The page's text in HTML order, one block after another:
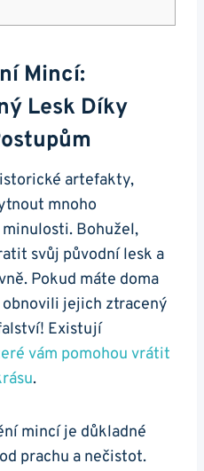
Mincí:
Lesk Díky
artefakty,
mnoho
Bohužel,
svůj ‍původní lesk a
Pokud máte doma
jejich ztracený
Existují
vám ⁣pomohou vrátit
.
mincí ‌je ⁤důkladné
prachu a nečistot.